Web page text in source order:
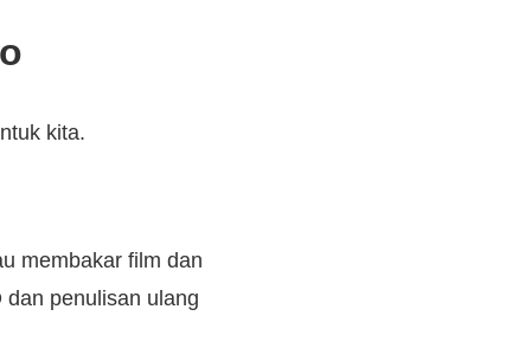
kita.
membakar film dan
penulisan ulang